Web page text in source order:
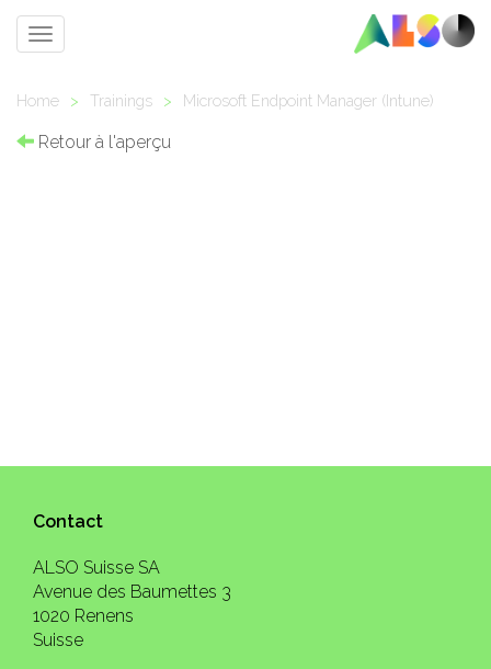
Toggle
Home > Trainings > Microsoft Endpoint Manager (Intune)
Retour à l'aperçu
Contact
ALSO Suisse SA
Avenue des Baumettes 3
1020 Renens
Suisse